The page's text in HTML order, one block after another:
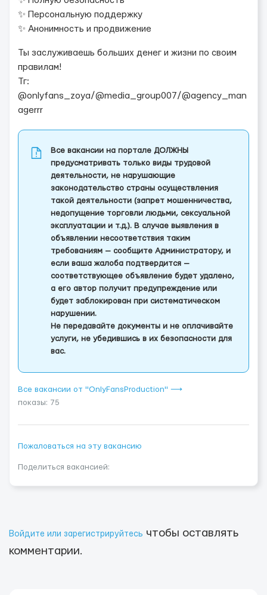
✨ Персональную поддержку
✨ Анонимность и продвижение
Ты заслуживаешь больших денег и жизни по своим
правилам!
Тг:
@onlyfans_zoya/@media_group007/@agency_man
agerrr
Все вакансии на портале ДОЛЖНЫ
предусматривать только виды трудовой
деятельности, не нарушающие
законодательство страны осуществления
такой деятельности (запрет мошенничества,
недопущение торговли людьми, сексуальной
эксплуатации и т.д.). В случае выявления в
объявлении несоответствия таким
требованиям — сообщите Администратору, и
если ваша жалоба подтвердится —
соответствующее объявление будет удалено,
а его автор получит предупреждение или
будет заблокирован при систематическом
нарушении.
Не передавайте документы и не оплачивайте
услуги, не убедившись в их безопасности для
вас.
Все вакансии от "OnlyFansProduction" ⟶
показы: 75
Пожаловаться на эту вакансию
Поделиться вакансией:
Войдите или зарегистрируйтесь чтобы оставлять
комментарии.